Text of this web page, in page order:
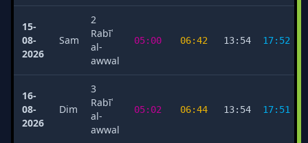
15-
08-
2026
Sam
2
Rabīʿ
al-
awwal
05:00 06:42 13:54 17:52
16-
08-
2026
Dim
3
Rabīʿ
al-
awwal
05:02 06:44 13:54 17:51